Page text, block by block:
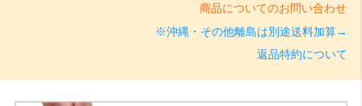
商品についてのお問い合わせ
※沖縄・その他離島は別途送料加算→
返品特約について